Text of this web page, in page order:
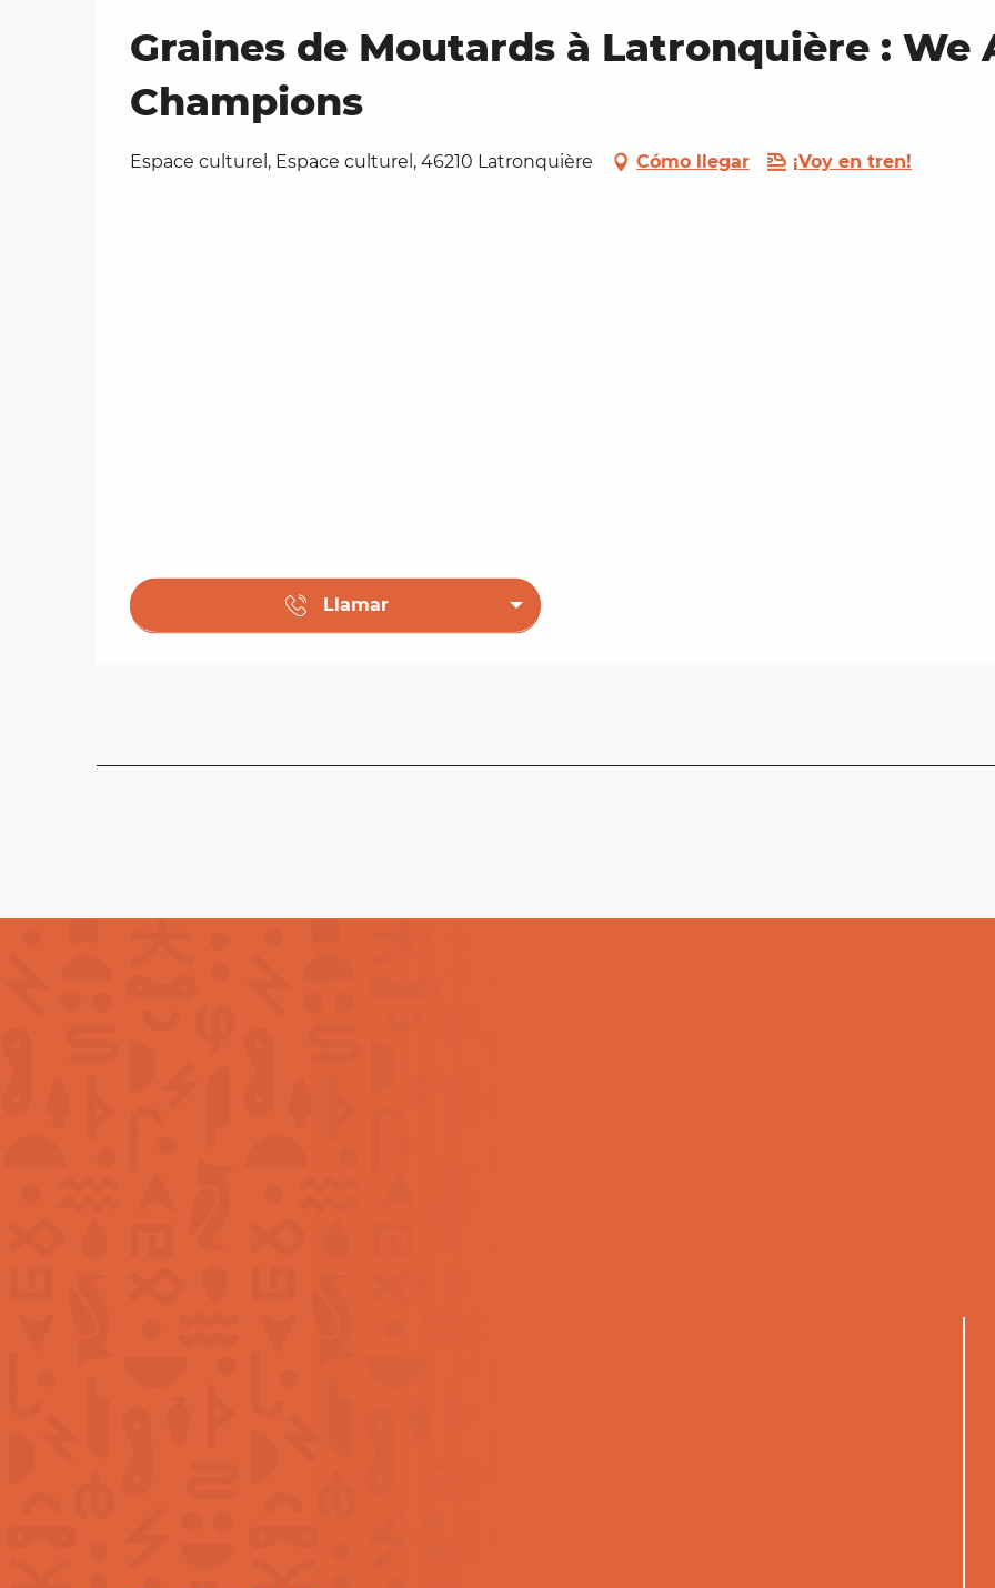
Graines de Moutards à Latronquière : We
Champions
Espace culturel, Espace culturel, 46210 Latronquière Cómo llegar ¡Voy en tren!
Llamar